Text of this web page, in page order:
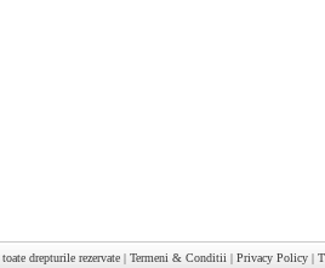
toate drepturile rezervate | Termeni & Conditii | Privacy Policy |